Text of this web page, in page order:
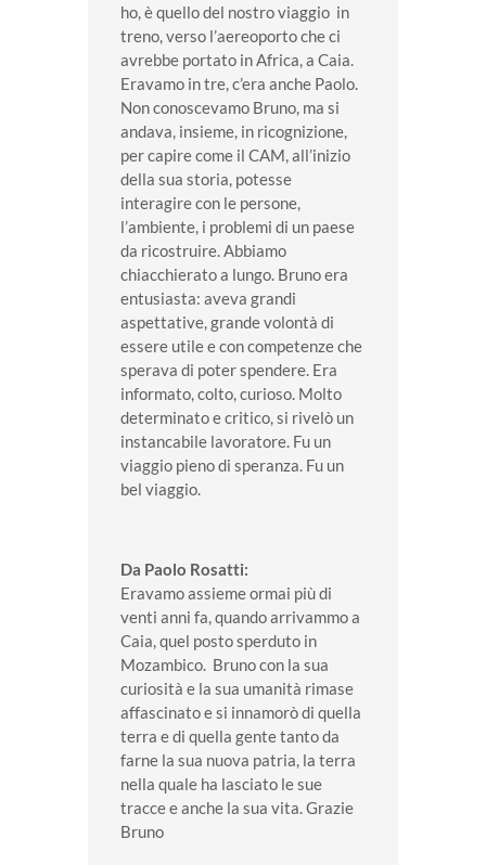
ho, è quello del nostro viaggio in
treno, verso l’aereoporto che ci
avrebbe portato in Africa, a Caia.
Eravamo in tre, c’era anche Paolo.
Non conoscevamo Bruno, ma si
andava, insieme, in ricognizione,
per capire come il CAM, all’inizio
della sua storia, potesse
interagire con le persone,
l’ambiente, i problemi di un paese
da ricostruire. Abbiamo
chiacchierato a lungo. Bruno era
entusiasta: aveva grandi
aspettative, grande volontà di
essere utile e con competenze che
sperava di poter spendere. Era
informato, colto, curioso. Molto
determinato e critico, si rivelò un
instancabile lavoratore. Fu un
viaggio pieno di speranza. Fu un
bel viaggio.
Da Paolo Rosatti:
Eravamo assieme ormai più di
venti anni fa, quando arrivammo a
Caia, quel posto sperduto in
Mozambico. Bruno con la sua
curiosità e la sua umanità rimase
affascinato e si innamorò di quella
terra e di quella gente tanto da
farne la sua nuova patria, la terra
nella quale ha lasciato le sue
tracce e anche la sua vita. Grazie
Bruno